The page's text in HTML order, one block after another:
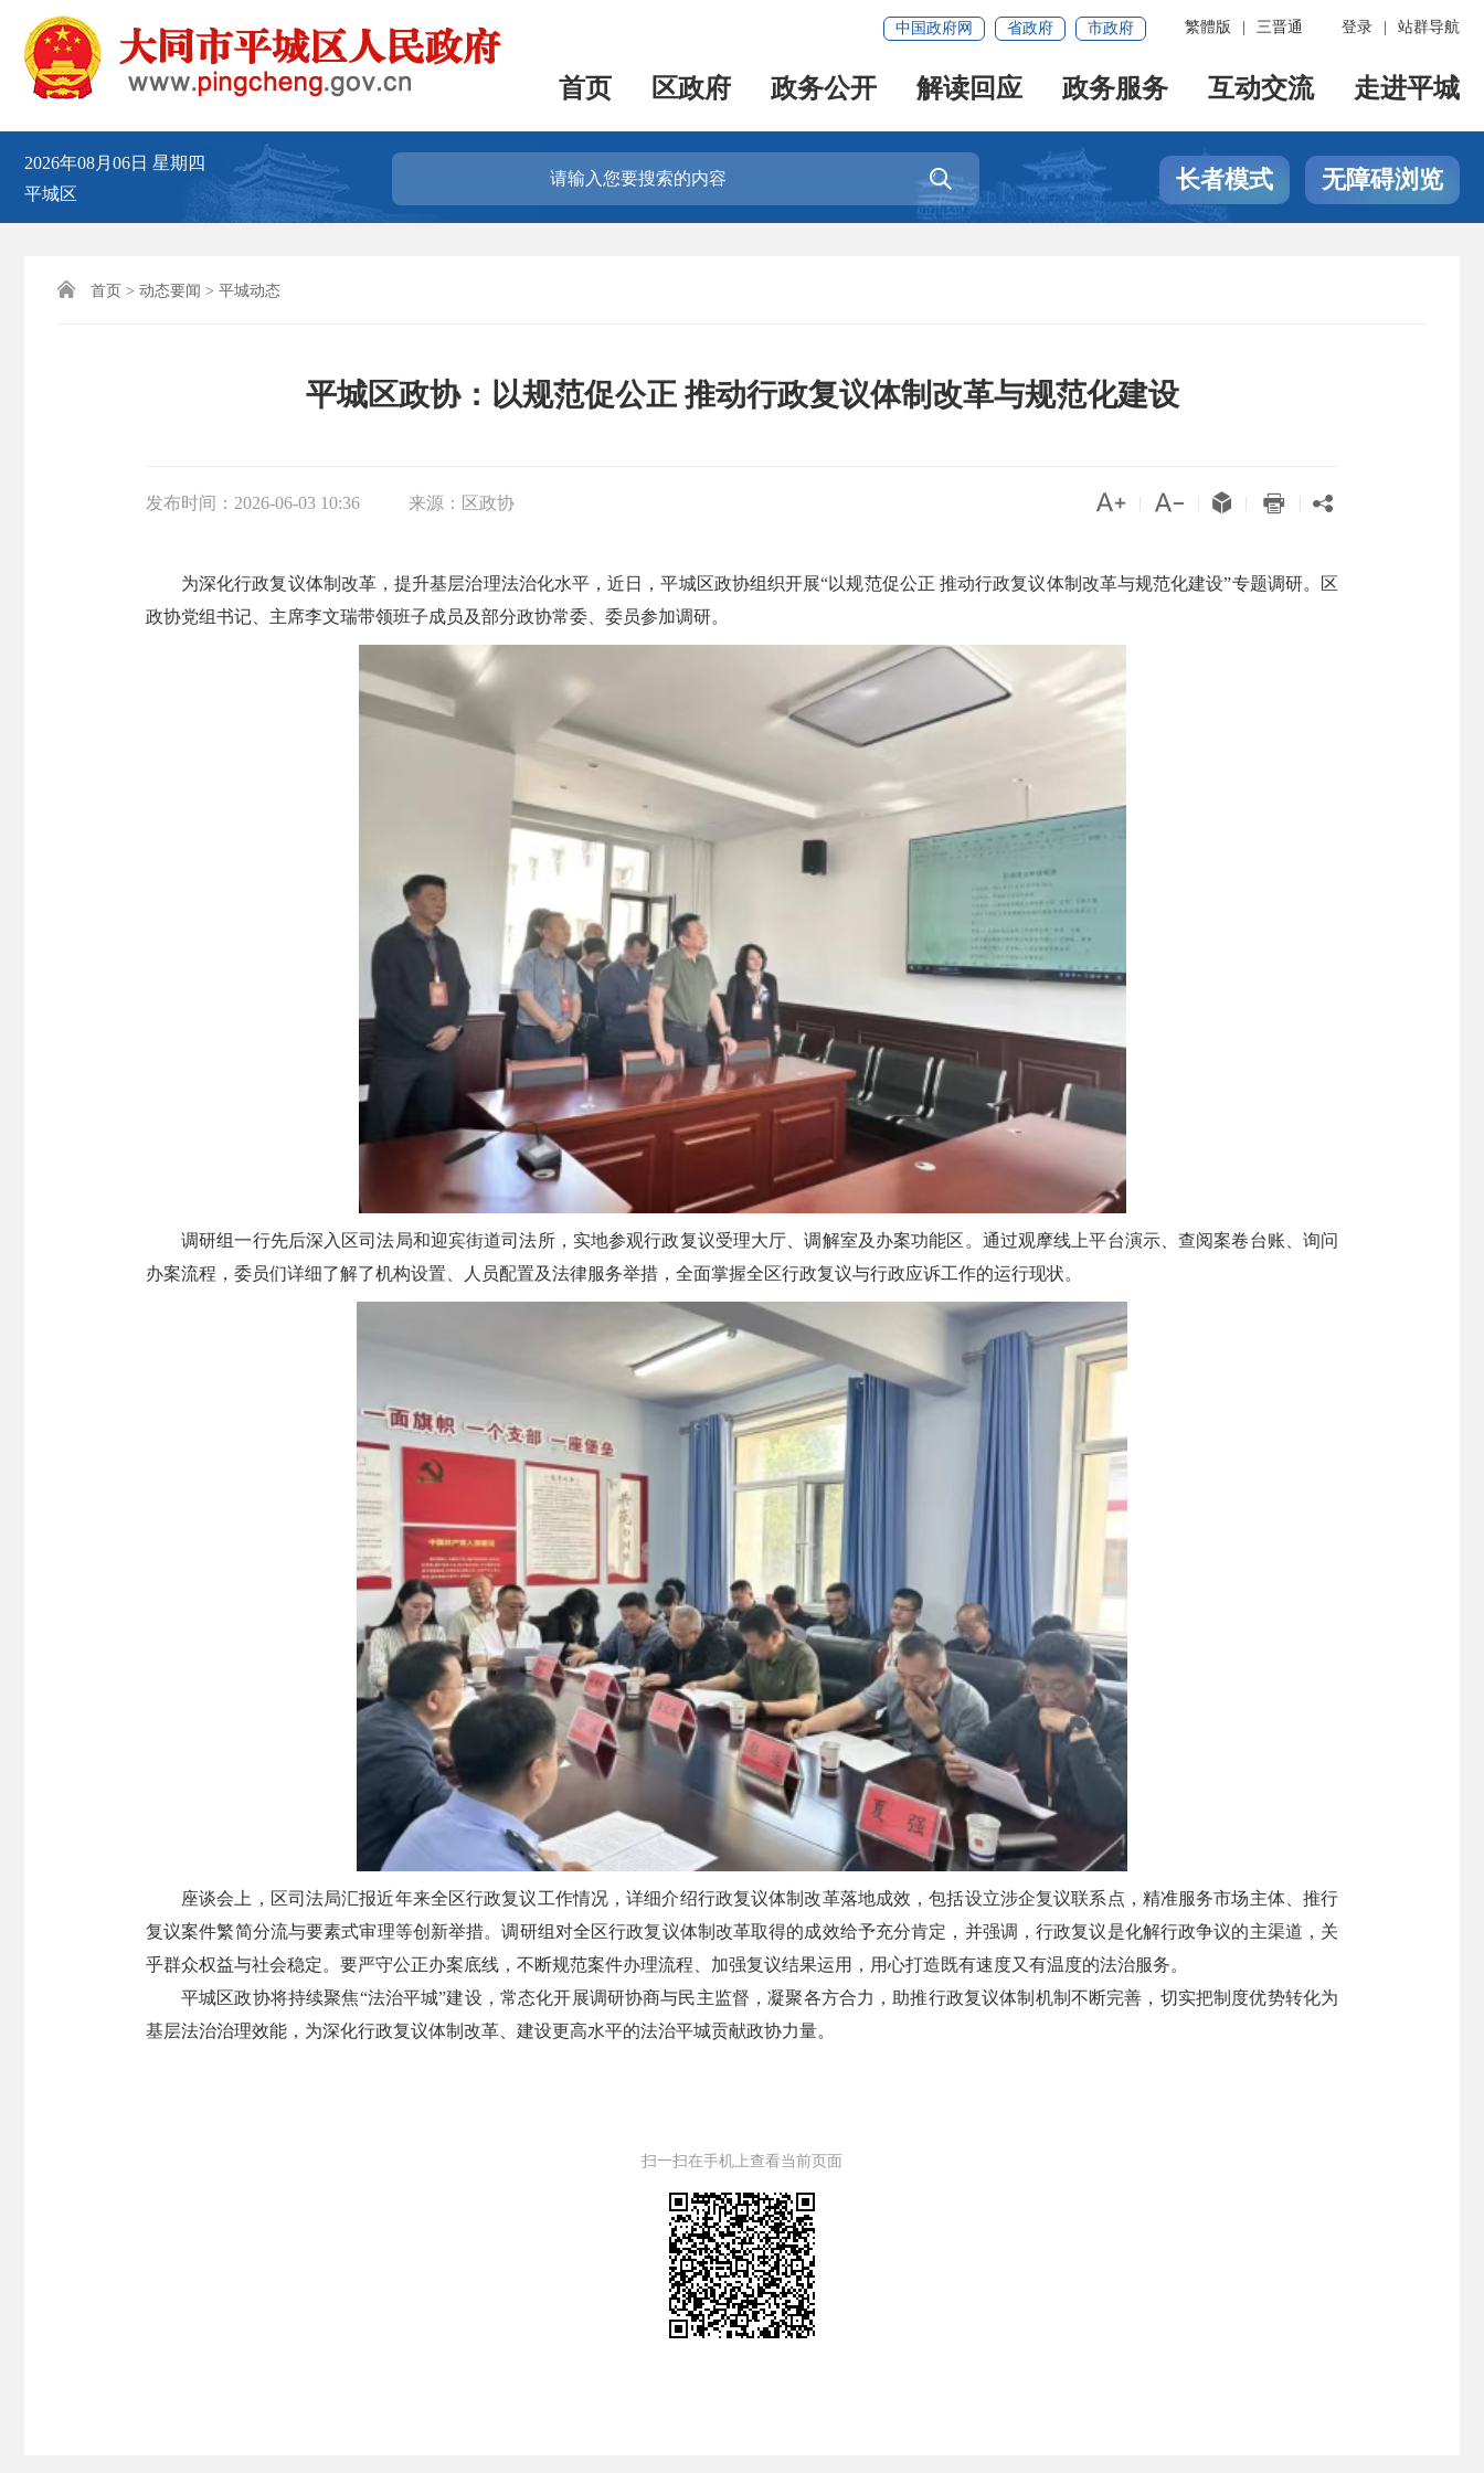
登录 站群导航
繁體版 三晋通
中国政府网 省政府 市政府
首页 区政府 政务公开 解读回应 政务服务 互动交流 走进平城
2026年08月06日 星期四
平城区
 长者模式 无障碍浏览
 首页 > 动态要闻 > 平城动态
平城区政协：以规范促公正 推动行政复议体制改革与规范化建设
发布时间： 2026-06-03 10:36 来源： 区政协     
为深化行政复议体制改革，提升基层治理法治化水平，近日，平城区政协组织开展“以规范促公正 推动行政复议体制改革与规范化建设”专题调研。区
政协党组书记、主席李文瑞带领班子成员及部分政协常委、委员参加调研。
调研组一行先后深入区司法局和迎宾街道司法所，实地参观行政复议受理大厅、调解室及办案功能区。通过观摩线上平台演示、查阅案卷台账、询问
办案流程，委员们详细了解了机构设置、人员配置及法律服务举措，全面掌握全区行政复议与行政应诉工作的运行现状。
座谈会上，区司法局汇报近年来全区行政复议工作情况，详细介绍行政复议体制改革落地成效，包括设立涉企复议联系点，精准服务市场主体、推行
复议案件繁简分流与要素式审理等创新举措。调研组对全区行政复议体制改革取得的成效给予充分肯定，并强调，行政复议是化解行政争议的主渠道，关
乎群众权益与社会稳定。要严守公正办案底线，不断规范案件办理流程、加强复议结果运用，用心打造既有速度又有温度的法治服务。
平城区政协将持续聚焦“法治平城”建设，常态化开展调研协商与民主监督，凝聚各方合力，助推行政复议体制机制不断完善，切实把制度优势转化为
基层法治治理效能，为深化行政复议体制改革、建设更高水平的法治平城贡献政协力量。
扫一扫在手机上查看当前页面